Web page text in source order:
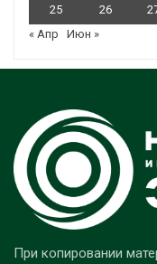
25 26
« Апр
Июн »
При копировании